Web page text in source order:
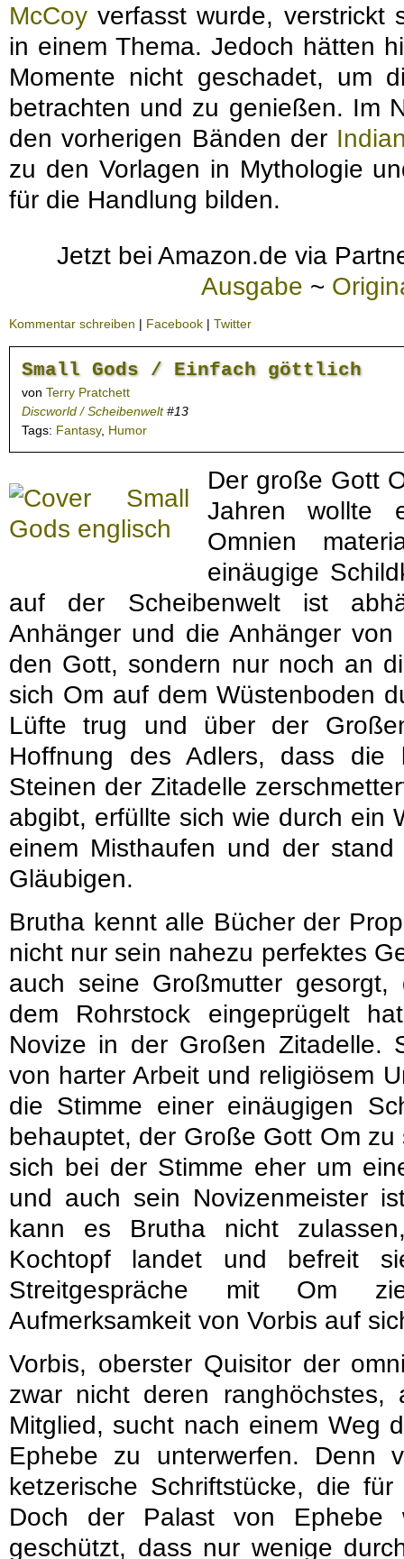
McCoy verfasst wurde, verstrickt
in einem Thema. Jedoch hätten
Momente nicht geschadet, um
betrachten und zu genießen. Im
den vorherigen Bänden der
zu den Vorlagen in Mythologie
für die Handlung bilden.
Jetzt bei Amazon.de via
Ausgabe ~
Kommentar schreiben | Facebook | Twitter
Small Gods / Einfach göttlich
von Terry Pratchett
Discworld / Scheibenwelt#13
Tags: Fantasy, Humor
Der große Gott
Jahren wollte
Omnien
einäugige
auf der Scheibenwelt ist
Anhänger und die Anhänger
den Gott, sondern nur noch an
sich Om auf dem Wüstenboden
Lüfte trug und über der
Hoffnung des Adlers, dass die
Steinen der Zitadelle
abgibt, erfüllte sich wie durch ein
einem Misthaufen und der
Gläubigen.
Brutha kennt alle Bücher der
nicht nur sein nahezu perfektes
auch seine Großmutter
dem Rohrstock eingeprügelt
Novize in der Großen Zitadelle.
von harter Arbeit und religiösem
die Stimme einer einäugigen
behauptet, der Große Gott Om
sich bei der Stimme eher um
und auch sein Novizenmeister
kann es Brutha nicht
Kochtopf landet und befreit
Streitgespräche mit Om
Aufmerksamkeit von Vorbis auf
Vorbis, oberster Quisitor der
zwar nicht deren ranghöchstes,
Mitglied, sucht nach einem Weg
Ephebe zu unterwerfen. Denn
ketzerische Schriftstücke, die
Doch der Palast von Ephebe
geschützt, dass nur wenige